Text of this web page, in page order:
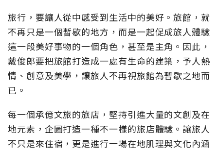
旅行，要讓人從中感受到生活中的美好。旅館，就
不再只是一個暫歇的地方，而是一起促成旅人體驗
這一段美好事物的一個角色，甚至是主角。因此，
戴俊郎要把旅館打造成一處有生命的建築，予人熱
情、創意及美學，讓旅人不再視旅館為暫歇之地而
已。
每一個承億文旅的旅店，堅持引進大量的文創及在
地元素，企圖打造一種不一樣的旅店體驗。讓旅人
不只是來住宿，更是進行一場在地肌理與文化內涵